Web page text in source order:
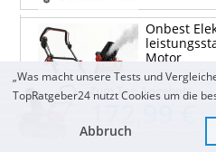
Zum Top Angebot
KOSTENLOSE LIEFERUNG
Details & Preise
Onbest
Motor
ca.190
„Was macht unsere Tests und
TopRatgeber24 nutzt Cookies um die
Abbruch